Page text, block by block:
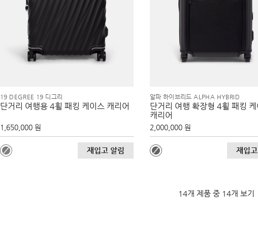
19 DEGREE 19 디그리
단거리 여행용 4휠 패킹 케이스 캐리어
1,650,000 원
재입고 알림
알파 하이브리드 ALPHA HYBRID
단거리 여행 확장형 4휠 패킹
캐리어
2,000,000 원
재입
14개 제품 중 14개 보기